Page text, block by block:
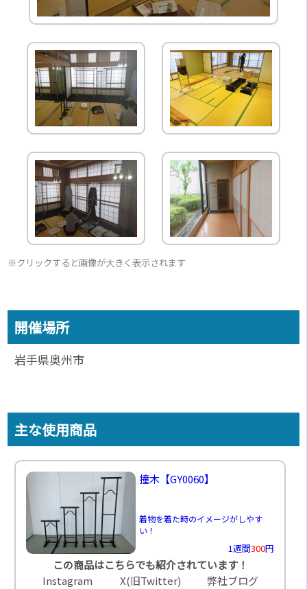
※クリックすると画像が大きく表示されます
開催場所
岩手県奥州市
主な使用商品
撞木 【GY0060】
着物を着た時のイメージがしやす
い！
1週間300円
この商品はこちらでも紹介されています！
Instagram
X(旧Twitter) 弊社ブログ